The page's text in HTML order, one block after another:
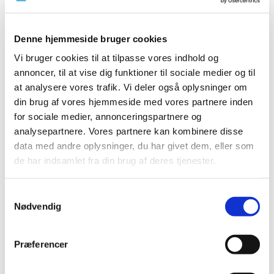
Denne hjemmeside bruger cookies
Vi bruger cookies til at tilpasse vores indhold og
annoncer, til at vise dig funktioner til sociale medier og til
at analysere vores trafik. Vi deler også oplysninger om
din brug af vores hjemmeside med vores partnere inden
for sociale medier, annonceringspartnere og
analysepartnere. Vores partnere kan kombinere disse
data med andre oplysninger, du har givet dem, eller som
de har indsamlet fra din brug af deres tjenester.
Nødvendig
Præferencer
|10. september 2020|
fra Kyowa Kirin, samt parallelimportører, og Digoxin
Ny dataanalyse: Ibuprofen forværrer ikke
tilstanden for COVID-19-patienter
|9. september 2020
Brugen af Ibuprofen og andre smerte- og
betændelsesdæmpende lægemidler såkaldte NSAID’er…
Grazax til græspollenallergi ændrer
tilskudsklausul
Lægemiddelstyrelsen har besluttet, at Grazax med